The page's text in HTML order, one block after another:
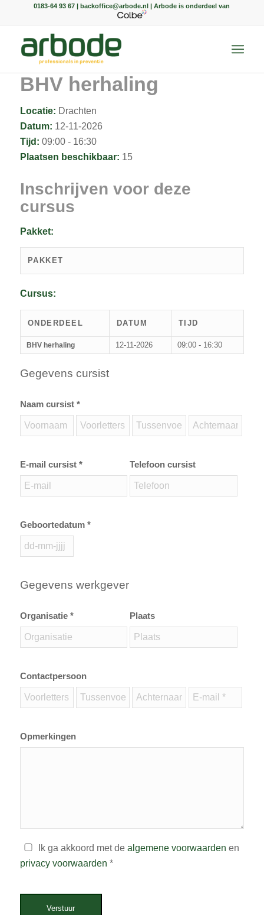
0183-64 93 67 | backoffice@arbode.nl | Arbode is onderdeel van
BHV herhaling
Locatie: Drachten
Datum: 12-11-2026
Tijd: 09:00 - 16:30
Plaatsen beschikbaar: 15
Inschrijven voor deze
cursus
Pakket:
PAKKET
Cursus:
ONDERDEEL DATUM TIJD
BHV herhaling 12-11-2026 09:00 - 16:30
Gegevens cursist
Naam cursist *
E-mail cursist * Telefoon cursist
Geboortedatum *
Gegevens werkgever
Organisatie * Plaats
Contactpersoon
Opmerkingen
Ik ga akkoord met de algemene voorwaarden en
privacy voorwaarden *
Verstuur